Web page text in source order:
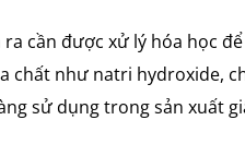
cần được xử lý hóa học
chất như natri hydroxide,
sử dụng trong sản xuất